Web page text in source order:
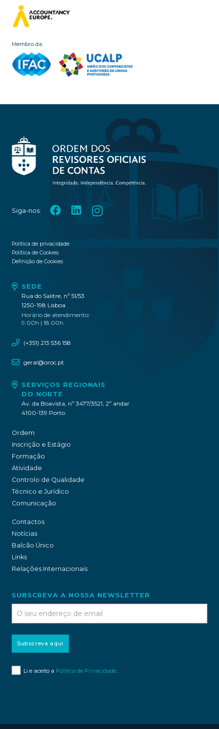
Membro da:
Siga-nos:
Política de privacidade
Política de Cookies
Definição de Cookies
SEDE
Rua do Salitre, nº 51/53
1250-198 Lisboa
Horário de atendimento:
9.00h | 18.00h
(+351) 213 536 158
geral@oroc.pt
SERVIÇOS REGIONAIS
DO NORTE
Av. da Boavista, nº 3477/3521, 2º andar
4100-139 Porto
Ordem
Inscrição e Estágio
Formação
Atividade
Controlo de Qualidade
Técnico e Jurídico
Comunicação
Contactos
Notícias
Balcão Único
Links
Relações Internacionais
SUBSCREVA A NOSSA NEWSLETTER
Subscreva aqui
Li e aceito a Política de Privacidade